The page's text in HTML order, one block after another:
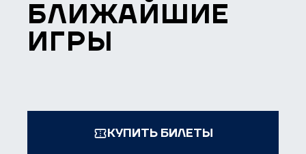
БЛИЖАЙШИЕ
ИГРЫ
КУПИТЬ БИЛЕТЫ